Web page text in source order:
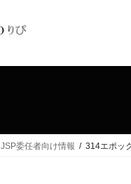
JSP委任者向け情報 314エポッ